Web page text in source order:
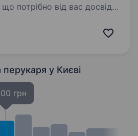
перукаря у Києві
грн